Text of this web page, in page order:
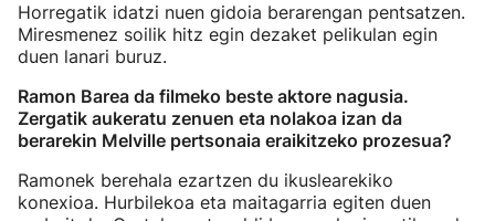
Horregatik idatzi nuen gidoia berarengan pentsatzen.
Miresmenez soilik hitz egin dezaket pelikulan egin
duen lanari buruz.
Ramon Barea da filmeko beste aktore nagusia.
Zergatik aukeratu zenuen eta nolakoa izan da
berarekin Melville pertsonaia eraikitzeko prozesua?
Ramonek berehala ezartzen du ikuslearekiko
konexioa. Hurbilekoa eta maitagarria egiten duen